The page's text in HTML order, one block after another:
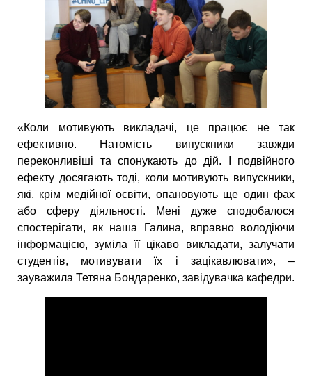
«Коли мотивують викладачі, це працює не так
ефективно. Натомість випускники завжди
переконливіші та спонукають до дій. І подвійного
ефекту досягають тоді, коли мотивують випускники,
які, крім медійної освіти, опановують ще один фах
або сферу діяльності. Мені дуже сподобалося
спостерігати, як наша Галина, вправно володіючи
інформацією, зуміла її цікаво викладати, залучати
студентів, мотивувати їх і зацікавлювати», –
зауважила Тетяна Бондаренко, завідувачка кафедри.